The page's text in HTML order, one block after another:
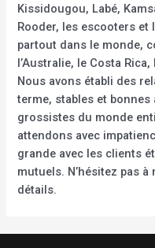
Kissidougou, Labé,
Rooder, les escooters
partout dans le monde,
l’Australie, le Costa
Nous avons établi des
terme, stables et
grossistes du monde
attendons avec
grande avec les clients
mutuels. N’hésitez pas
détails.